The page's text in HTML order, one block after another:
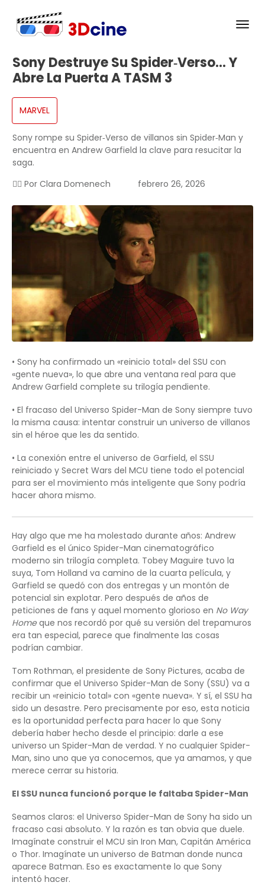
Sony Destruye Su Spider‑Verso… Y
Abre La Puerta A TASM 3
MARVEL
Sony rompe su Spider‑Verso de villanos sin Spider‑Man y
encuentra en Andrew Garfield la clave para resucitar la
saga.
✍🏻 Por Clara Domenech febrero 26, 2026
• Sony ha confirmado un «reinicio total» del SSU con
«gente nueva», lo que abre una ventana real para que
Andrew Garfield complete su trilogía pendiente.
• El fracaso del Universo Spider-Man de Sony siempre tuvo
la misma causa: intentar construir un universo de villanos
sin el héroe que les da sentido.
• La conexión entre el universo de Garfield, el SSU
reiniciado y Secret Wars del MCU tiene todo el potencial
para ser el movimiento más inteligente que Sony podría
hacer ahora mismo.
Hay algo que me ha molestado durante años: Andrew
Garfield es el único Spider-Man cinematográfico
moderno sin trilogía completa. Tobey Maguire tuvo la
suya, Tom Holland va camino de la cuarta película, y
Garfield se quedó con dos entregas y un montón de
potencial sin explotar. Pero después de años de
peticiones de fans y aquel momento glorioso en No Way
Homeque nos recordó por qué su versión del trepamuros
era tan especial, parece que finalmente las cosas
podrían cambiar.
Tom Rothman, el presidente de Sony Pictures, acaba de
confirmar que el Universo Spider-Man de Sony (SSU) va a
recibir un «reinicio total» con «gente nueva». Y sí, el SSU ha
sido un desastre. Pero precisamente por eso, esta noticia
es la oportunidad perfecta para hacer lo que Sony
debería haber hecho desde el principio: darle a ese
universo un Spider-Man de verdad. Y no cualquier Spider-
Man, sino uno que ya conocemos, que ya amamos, y que
merece cerrar su historia.
El SSU nunca funcionó porque le faltaba Spider-Man
Seamos claros: el Universo Spider-Man de Sony ha sido un
fracaso casi absoluto. Y la razón es tan obvia que duele.
Imagínate construir el MCU sin Iron Man, Capitán América
o Thor. Imagínate un universo de Batman donde nunca
aparece Batman. Eso es exactamente lo que Sony
intentó hacer.